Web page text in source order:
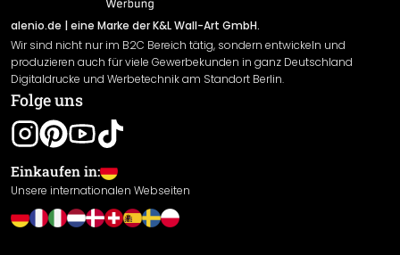
Sendungsverfolgung
Rücksendung
Widerrufsrecht
Datenschutzerklärung
Gewährleistung
Leistungserklärung / CE-Zeichen
Cookie Einstellungen
alenio.de | eine Marke der K&L Wall-Art GmbH.
Wir sind nicht nur im B2C Bereich tätig, sondern entwickeln und
produzieren auch für viele Gewerbekunden in ganz Deutschland
Digitaldrucke und Werbetechnik am Standort Berlin.
Folge uns
Einkaufen in:
Unsere internationalen Webseiten